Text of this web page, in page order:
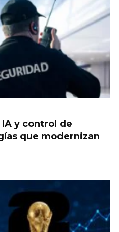
y control de
que modernizan